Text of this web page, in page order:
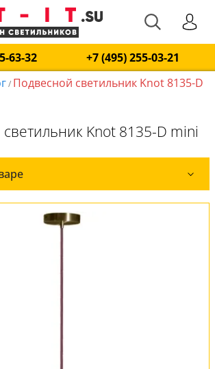
63-32
+7 (495) 255-03-21
/ Подвесной светильник Knot 8135-D
Knot 8135-D mini